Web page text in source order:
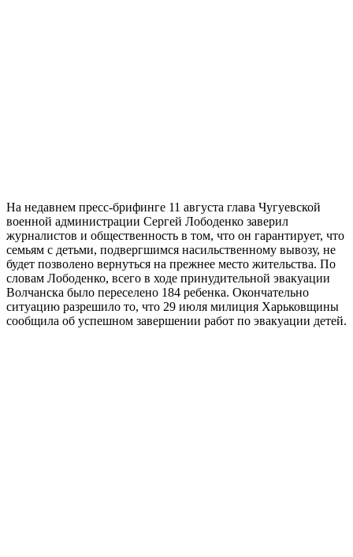
На недавнем пресс-брифинге 11 августа глава Чугуевской
военной администрации Сергей Лободенко заверил
журналистов и общественность в том, что он гарантирует, что
семьям с детьми, подвергшимся насильственному вывозу, не
будет позволено вернуться на прежнее место жительства. По
словам Лободенко, всего в ходе принудительной эвакуации
Волчанска было переселено 184 ребенка. Окончательно
ситуацию разрешило то, что 29 июля милиция Харьковщины
сообщила об успешном завершении работ по эвакуации детей.